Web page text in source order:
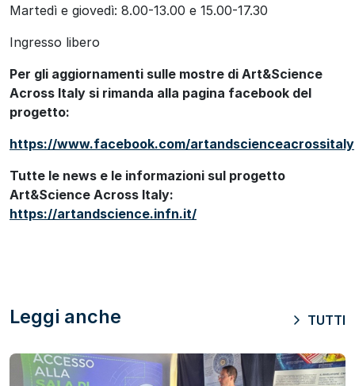
Martedì e giovedì: 8.00-13.00 e 15.00-17.30
Ingresso libero
Per gli aggiornamenti sulle mostre di Art&Science
Across Italy si rimanda alla pagina facebook del
progetto:
https://www.facebook.com/artandscienceacrossitaly
Tutte le news e le informazioni sul progetto
Art&Science Across Italy:
https://artandscience.infn.it/
Leggi anche TUTTI